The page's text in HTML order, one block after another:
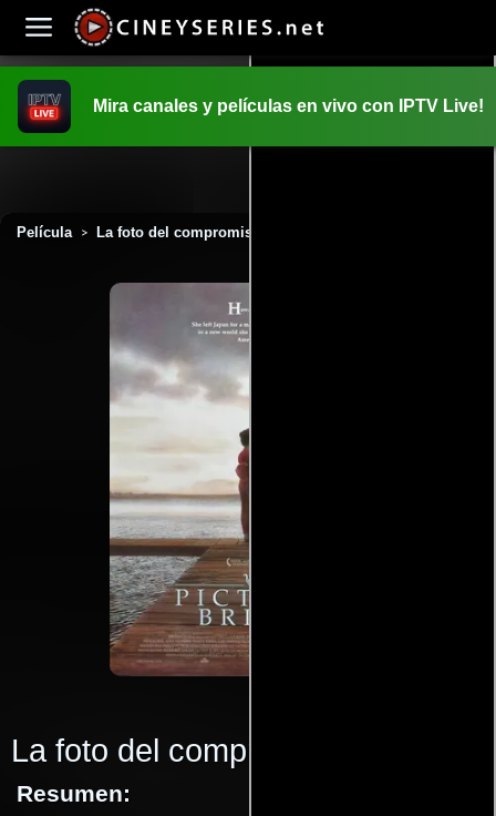
Mira canales y películas en vivo con IPTV Live!
Película > La foto del compromiso (1995)
La foto del compromiso
Resumen: